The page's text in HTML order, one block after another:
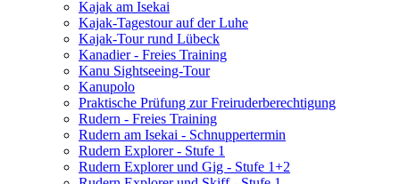
Kajak am Isekai
Kajak-Tagestour auf der Luhe
Kajak-Tour rund Lübeck
Kanadier - Freies Training
Kanu Sightseeing-Tour
Kanupolo
Praktische Prüfung zur Freiruderberechtigung
Rudern - Freies Training
Rudern am Isekai - Schnuppertermin
Rudern Explorer - Stufe 1
Rudern Explorer und Gig - Stufe 1+2